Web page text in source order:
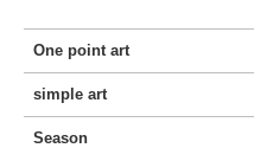
One point art
simple art
Season